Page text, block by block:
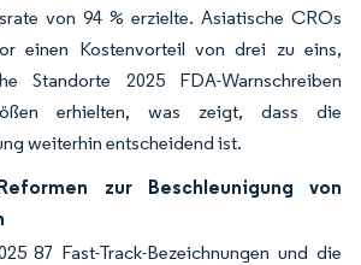
von 94 % erzielte. Asiatische CROs
einen Kostenvorteil von drei zu eins,
Standorte 2025 FDA-Warnschreiben
erhielten, was zeigt, dass die
weiterhin entscheidend ist.
zur Beschleunigung von
87 Fast-Track-Bezeichnungen und die